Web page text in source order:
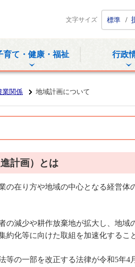
文字サイズ 標準 /
育て・健康・福祉 行政
業関係 地域計画について
計画）とは
の在り方や地域の中心となる経営体
の減少や耕作放棄地が拡大し、地
化等に向けた取組を加速化するこ
等の一部を改正する法律が令和5年